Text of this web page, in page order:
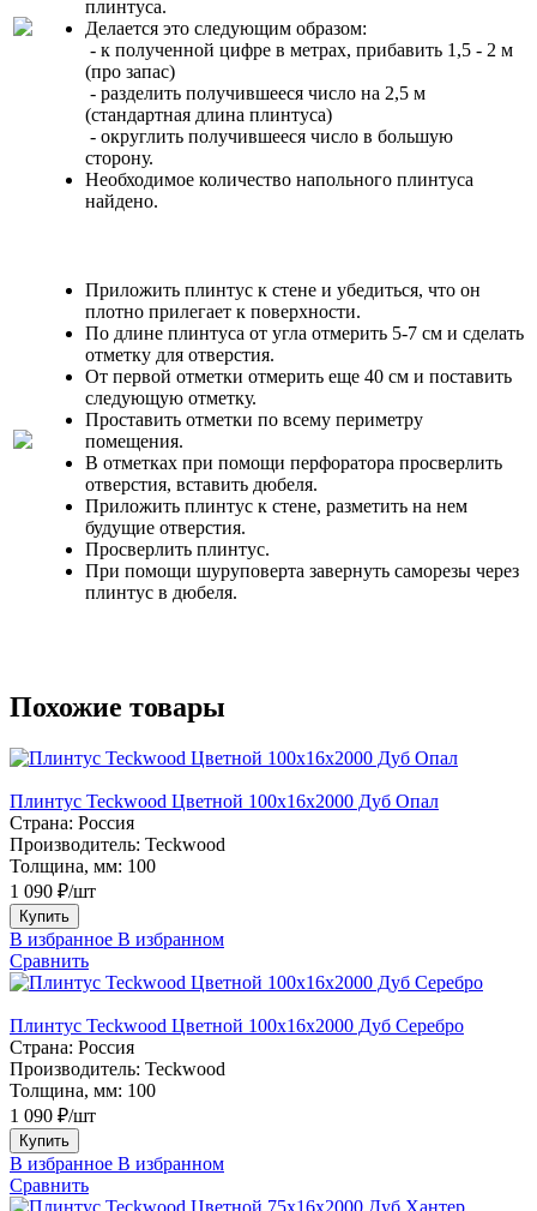
плинтуса.
Делается это следующим образом:
- к полученной цифре в метрах, прибавить 1,5 - 2 м
(про запас)
- разделить получившееся число на 2,5 м
(стандартная длина плинтуса)
- округлить получившееся число в большую
сторону.
Необходимое количество напольного плинтуса
найдено.
Приложить плинтус к стене и убедиться, что он
плотно прилегает к поверхности.
По длине плинтуса от угла отмерить 5-7 см и сделать
отметку для отверстия.
От первой отметки отмерить еще 40 см и поставить
следующую отметку.
Проставить отметки по всему периметру
помещения.
В отметках при помощи перфоратора просверлить
отверстия, вставить дюбеля.
Приложить плинтус к стене, разметить на нем
будущие отверстия.
Просверлить плинтус.
При помощи шуруповерта завернуть саморезы через
плинтус в дюбеля.
Похожие товары
Плинтус Teckwood Цветной 100x16х2000 Дуб Опал
Страна: Россия
Производитель: Teckwood
Толщина, мм: 100
1 090 ₽/шт
Купить
В избранное В избранном
Сравнить
Плинтус Teckwood Цветной 100x16х2000 Дуб Серебро
Страна: Россия
Производитель: Teckwood
Толщина, мм: 100
1 090 ₽/шт
Купить
В избранное В избранном
Сравнить